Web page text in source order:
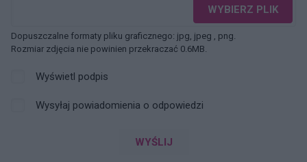
WYBIERZ PLIK
Dopuszczalne formaty pliku graficznego: jpg, jpeg , png.
Rozmiar zdjęcia nie powinien przekraczać 0.6MB.
Wyświetl podpis
Wysyłaj powiadomienia o odpowiedzi
WYŚLIJ